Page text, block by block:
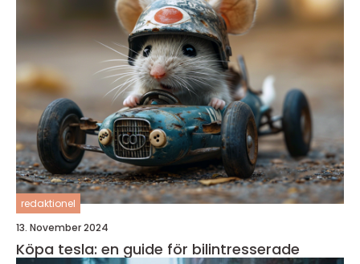
redaktionel
13. November 2024
Köpa tesla: en guide för bilintresserade